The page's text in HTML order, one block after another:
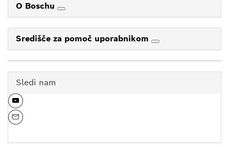
O Boschu
Središče za pomoč uporabnikom
Sledi nam